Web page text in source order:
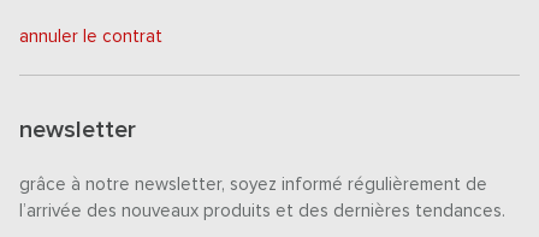
annuler le contrat
newsletter
grâce à notre newsletter, soyez informé régulièrement de
l’arrivée des nouveaux produits et des dernières tendances.